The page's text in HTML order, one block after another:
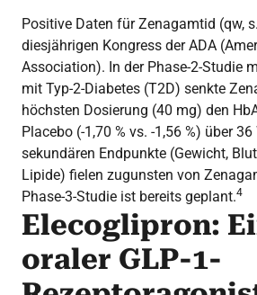
Positive Daten für Zenagamtid (qw,
diesjährigen Kongress der ADA
Association). In der Phase-2-Studie
mit Typ-2-Diabetes (T2D) senkte
höchsten Dosierung (40 mg) den
Placebo (-1,70 % vs. -1,56 %) über
sekundären Endpunkte (Gewicht,
Lipide) fielen zugunsten von
Phase-3-Studie ist bereits geplant.4
Elecoglipron:
oraler GLP-1-